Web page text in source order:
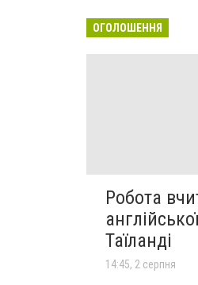
ОГОЛОШЕННЯ
Робота
Таїланді
14:45, 2 серпня